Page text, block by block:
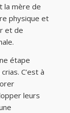
la mère de
physique et
et de
étape
C’est à
leurs